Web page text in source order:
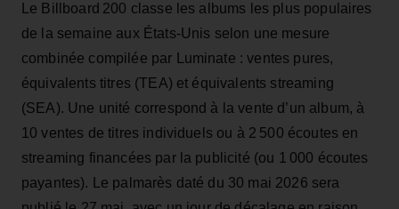
Le Billboard 200 classe les albums les plus populaires
de la semaine aux États‑Unis selon une mesure
combinée compilée par Luminate : ventes pures,
équivalents titres (TEA) et équivalents streaming
(SEA). Une unité correspond à la vente d’un album, à
10 ventes de titres individuels ou à 2 500 écoutes en
streaming financées par la publicité (ou 1 000 écoutes
payantes). Le palmarès daté du 30 mai 2026 sera